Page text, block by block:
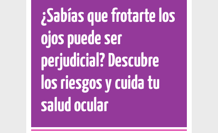
¿Sabías que frotarte los
ojos puede ser
perjudicial? Descubre
los riesgos y cuida tu
salud ocular